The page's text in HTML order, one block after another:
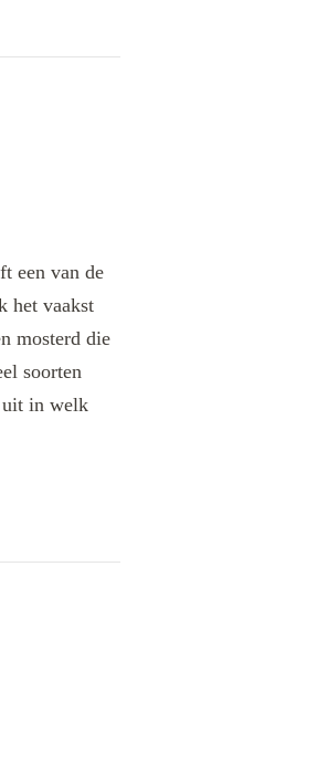
een van de
het vaakst
mosterd die
soorten
uit in welk